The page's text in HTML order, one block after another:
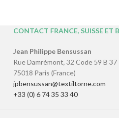
CHOIX DES OPTIONS
TAPIS 2/2 EN LIN-COTON –
236